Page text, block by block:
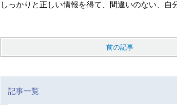
しっかりと正しい情報を得て、間違いのない、自
前の記事
記事一覧